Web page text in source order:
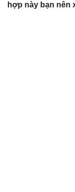
hợp này bạn nên